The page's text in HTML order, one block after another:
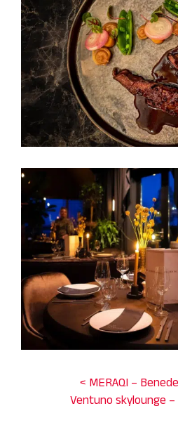
< MERAQI –
Ventuno skylounge –